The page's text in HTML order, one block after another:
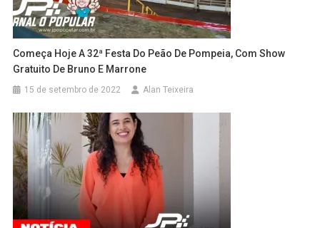
Começa Hoje A 32ª Festa Do Peão De Pompeia, Com Show
Gratuito De Bruno E Marrone
15 de setembro de 2022 Alan Teixeira